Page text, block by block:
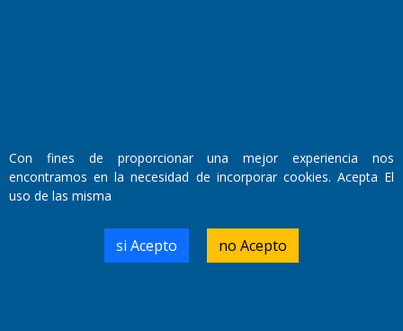
Domicilio Legal: José Ingenieros 855,
Número de Registro DNDA:
RL-2019-55551274-APN-DNDA#MJ
Con fines de proporcionar una mejor experiencia nos
encontramos en la necesidad de incorporar cookies. Acepta El
uso de las misma
si Acepto no Acepto